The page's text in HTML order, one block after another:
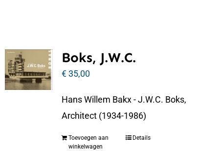
Boks, J.W.C.
€35,00
Hans Willem Bakx - J.W.C. Boks,
Architect (1934-1986)
Toevoegen aan
winkelwagen
Details